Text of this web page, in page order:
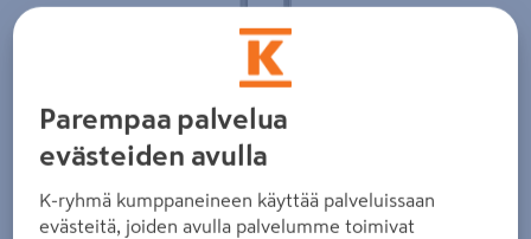
Parempaa palvelua
evästeiden avulla
K-ryhmä kumppaneineen käyttää palveluissaan
evästeitä, joiden avulla palvelumme toimivat